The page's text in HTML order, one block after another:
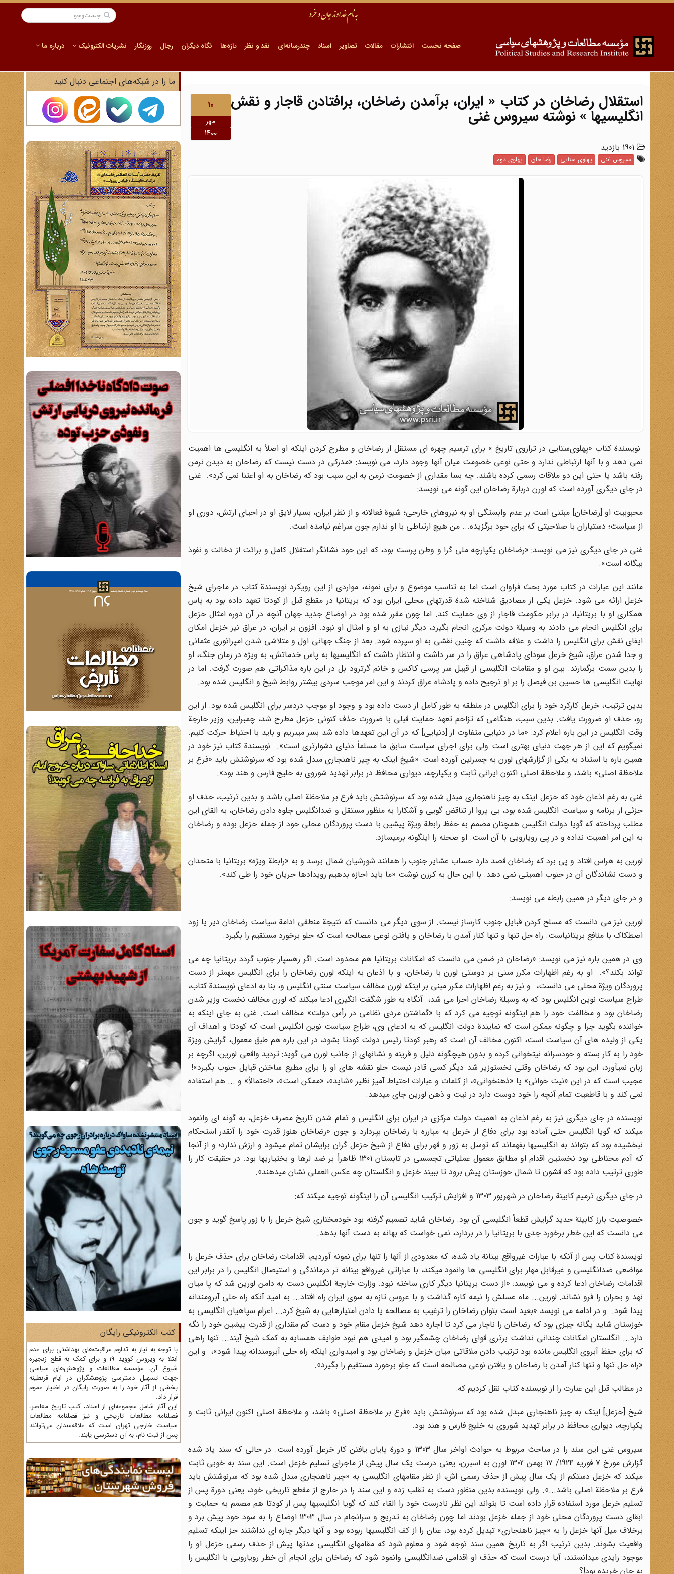
صفحه نخست انتشارات مقالات تصاویر اسناد چندرسانه‌ای نقد و نظر تازه‌ها نگاه دیگران رجال روزنگار نشریات الکترونیک درباره ما
10
مهر
1400
استقلال رضاخان در کتاب « ایران، برآمدن رضاخان، برافتادن قاجار و نقش
انگلیسیها » نوشته سیروس غنی
سیروس غنی پهلوی ستایی رضا خان پهلوی دوم
نویسندة کتاب «پهلوی‌ستایی در ترازوی تاریخ » برای ترسیم چهره ای مستقل از رضاخان و مطرح کردن اینکه او اصلاً به انگلیسی ها اهمیت
نمی دهد و با آنها ارتباطی ندارد و حتی نوعی خصومت میان آنها وجود دارد، می نویسد: «مدرکی در دست نیست که رضاخان به دیدن نرمن
رفته باشد یا حتی این دو ملاقات رسمی کرده باشند. چه بسا مقداری از خصومت نرمن به این سبب بود که رضاخان به او اعتنا نمی کرد». غنی
در جای دیگری آورده است که لورن دربارة رضاخان این گونه می نویسد:
محبوبیت او [رضاخان] مبتنی است بر عدم وابستگی او به نیروهای خارجی؛ شیوة فعالانه و از نظر ایران، بسیار لایق او در احیای ارتش، دوری او
از سیاست؛ دستیاران با صلاحیتی که برای خود برگزیده... من هیچ ارتباطی با او ندارم چون سراغم نیامده است.
غنی در جای دیگری نیز می نویسد: «رضاخان یکپارچه ملی گرا و وطن پرست بود، که این خود نشانگر استقلال کامل و برائت از دخالت و نفوذ
بیگانه است».
مانند این عبارات در کتاب مورد بحث فراوان است اما به تناسب موضوع و برای نمونه، مواردی از این رویکرد نویسندة کتاب در ماجرای شیخ
خزعل ارائه می شود. خزعل یکی از مصادیق شناخته شدة قدرتهای محلی ایران بود که بریتانیا در مقطع قبل از کودتا تعهد داده بود به پاس
همکاری او با بریتانیا، در برابر حکومت قاجار از وی حمایت کند. اما چون مقرر شده بود در اوضاع جدید جهان آنچه در آن دوره امثال خزعل
برای انگلیس انجام می دادند به وسیلة دولت مرکزی انجام بگیرد، دیگر نیازی به او و امثال او نبود. افزون بر ایران، در عراق نیز خزعل امکان
ایفای نقش برای انگلیس را داشت و علاقه داشت که چنین نقشی به او سپرده شود. بعد از جنگ جهانی اول و متلاشی شدن امپراتوری عثمانی
و جدا شدن عراق، شیخ خزعل سودای پادشاهی عراق را در سر داشت و انتظار داشت که انگلیسیها به پاس خدماتش، به ویژه در زمان جنگ، او
را بدین سمت برگمارند. بین او و مقامات انگلیسی از قبیل سر پرسی کاکس و خانم گرترود بل در این باره مذاکراتی هم صورت گرفت. اما در
نهایت انگلیسی ها حسین بن فیصل را بر او ترجیح داده و پادشاه عراق کردند و این امر موجب سردی بیشتر روابط شیخ و انگلیس شده بود.
بدین ترتیب، خزعل کارکرد خود را برای انگلیس در منطقه به طور کامل از دست داده بود و وجود او موجب دردسر برای انگلیس شده بود. از این
رو، حذف او ضرورت یافت. بدین سبب، هنگامی که تزاحم تعهد حمایت قبلی با ضرورت حذف کنونی خزعل مطرح شد، چمبرلین، وزیر خارجة
وقت انگلیس در این باره اعلام کرد: «ما در دنیایی متفاوت از [دنیایی] که در آن این تعهدها داده شد بسر میبریم و باید با احتیاط حرکت کنیم.
نمیگویم که این از هر جهت دنیای بهتری است ولی برای اجرای سیاست سابق ما مسلماً دنیای دشوارتری است». نویسندة کتاب نیز خود در
همین باره با استناد به یکی از گزارشهای لورن به چمبرلین آورده است: «شیخ اینک به چیز ناهنجاری مبدل شده بود که سرنوشتش باید «فرع بر
ملاحظة اصلی» باشد، و ملاحظة اصلی اکنون ایرانی ثابت و یکپارچه، دیواری محافظ در برابر تهدید شوروی به خلیج فارس و هند بود».
غنی به رغم اذعان خود که خزعل اینک به چیز ناهنجاری مبدل شده بود که سرنوشتش باید فرع بر ملاحظة اصلی باشد و بدین ترتیب، حذف او
جزئی از برنامه و سیاست انگلیس شده بود، بی پروا از تناقض گویی و آشکارا به منظور مستقل و ضدانگلیس جلوه دادن رضاخان، به القای این
مطلب پرداخته که گویا دولت انگلیس همچنان مصمم به حفظ رابطة ویژة پیشین با دست پروردگان محلی خود از جمله خزعل بوده و رضاخان
به این امر اهمیت نداده و در پی رویارویی با آن است. او صحنه را اینگونه برمیسازد:
لورین به هراس افتاد و پی برد که رضاخان قصد دارد حساب عشایر جنوب را همانند شورشیان شمال برسد و به «رابطة ویژه» بریتانیا با متحدان
و دست نشاندگان آن در جنوب اهمیتی نمی دهد. با این حال به کرزن نوشت «ما باید اجازه بدهیم رویدادها جریان خود را طی کند».
و در جای دیگر در همین رابطه می نویسد:
لورین نیز می دانست که مسلح کردن قبایل جنوب کارساز نیست. از سوی دیگر می دانست که نتیجة منطقی ادامة سیاست رضاخان دیر یا زود
اصطکاک با منافع بریتانیاست. راه حل تنها و تنها کنار آمدن با رضاخان و یافتن نوعی مصالحه است که جلو برخورد مستقیم را بگیرد.
وی در همین باره نیز می نویسد: «رضاخان در ضمن می دانست که امکانات بریتانیا هم محدود است. اگر رهسپار جنوب گردد بریتانیا چه می
تواند بکند؟». او به رغم اظهارات مکرر مبنی بر دوستی لورن با رضاخان، و با اذعان به اینکه لورن رضاخان را برای انگلیس مهمتر از دست
پروردگان ویژة محلی می دانست، و نیز به رغم اظهارات مکرر مبنی بر اینکه لورن مخالف سیاست سنتی انگلیس و، بنا به ادعای نویسندة کتاب،
طراح سیاست نوین انگلیس بود که به وسیلة رضاخان اجرا می شد، آنگاه به طور شگفت انگیزی ادعا میکند که لورن مخالف نخست وزیر شدن
رضاخان بود و مخالفت خود را هم اینگونه توجیه می کرد که با «گماشتن مردی نظامی در رأس دولت» مخالف است. غنی به جای اینکه به
خواننده بگوید چرا و چگونه ممکن است که نمایندة دولت انگلیس که به ادعای وی، طراح سیاست نوین انگلیس است که کودتا و اهداف آن
یکی از ولیده های آن سیاست است، اکنون مخالف آن است که رهبر کودتا رئیس دولت کودتا بشود، در این باره هم طبق معمول، گرایش ویژة
خود را به کار بسته و خودسرانه نیتخوانی کرده و بدون هیچگونه دلیل و قرینه و نشانهای از جانب لورن می گوید: تردید واقعی لورین، اگرچه بر
زبان نمیآورد، این بود که رضاخان وقتی نخستوزیر شد دیگر کسی قادر نیست جلو نقشه های او را برای مطیع ساختن قبایل جنوب بگیرد»!
عجیب است که در این «نیت خوانی» یا «ذهنخوانی»، از کلمات و عبارات احتیاط آمیز نظیر «شاید»، «ممکن است»، «احتمالاً» و ... هم استفاده
نمی کند و با قاطعیت تمام آنچه را خود دوست دارد در نیت و ذهن لورین جای میدهد.
نویسنده در جای دیگری نیز به رغم اذعان به اهمیت دولت مرکزی در ایران برای انگلیس و تمام شدن تاریخ مصرف خزعل، به گونه ای وانمود
میکند که گویا انگلیس حتی آماده بود برای دفاع از خزعل به مبارزه با رضاخان بپردازد و چون «رضاخان هنوز قدرت خود را آنقدر استحکام
نبخشیده بود که بتواند به انگلیسیها بفهماند که توسل به زور و قهر برای دفاع از شیخ خزعل گران برایشان تمام میشود و ارزش ندارد؛ و از آنجا
که آدم محتاطی بود نخستین اقدام او مطابق معمول عملیاتی تجسسی در تابستان 1301 ظاهراً بر ضد لرها و بختیاریها بود. در حقیقت کار را
طوری ترتیب داده بود که قشون تا شمال خوزستان پیش برود تا ببیند خزعل و انگلستان چه عکس العملی نشان میدهند».
در جای دیگری ترمیم کابینة رضاخان در شهریور 1303 و افزایش ترکیب انگلیسی آن را اینگونه توجیه میکند که:
خصوصیت بارز کابینة جدید گرایش قطعاً انگلیسی آن بود. رضاخان شاید تصمیم گرفته بود خودمختاری شیخ خزعل را با زور پاسخ گوید و چون
می دانست که این خطر برخورد جدی با بریتانیا را در بردارد، نمی خواست که بهانه به دست آنها بدهد.
نویسندة کتاب پس از آنکه با عبارات غیرواقع بینانة یاد شده، که معدودی از آنها را تنها برای نمونه آوردیم، اقدامات رضاخان برای حذف خزعل را
مواضعی ضدانگلیسی و غیرقابل مهار برای انگلیسی ها وانمود میکند، با عباراتی غیرواقع بینانه تر درماندگی و استیصال انگلیس را در برابر این
اقدامات رضاخان ادعا کرده و می نویسد: «از دست بریتانیا دیگر کاری ساخته نبود. وزارت خارجة انگلیس دست به دامن لورین شد که پا میان
نهد و بحران را فرو نشاند. لورین... ماه عسلش را نیمه کاره گذاشت و با عروس تازه به سوی ایران راه افتاد... به امید آنکه راه حلی آبرومندانه
پیدا شود. و در ادامه می نویسد «بعید است بتوان رضاخان را ترغیب به مصالحه یا دادن امتیازهایی به شیخ کرد... اعزام سپاهیان انگلیسی به
خوزستان شاید یگانه چیزی بود که رضاخان را ناچار می کرد تا اجازه دهد شیخ خزعل مقام خود و دست کم مقداری از قدرت پیشین خود را نگه
دارد... انگلستان امکانات چندانی نداشت برتری قوای رضاخان چشمگیر بود و امیدی هم نبود طوایف همسایه به کمک شیخ آیند... تنها راهی
که برای حفظ آبروی انگلیس مانده بود ترتیب دادن ملاقاتی میان خزعل و رضاخان بود و امیدواری اینکه راه حلی آبرومندانه پیدا شود»، و این
«راه حل تنها و تنها کنار آمدن با رضاخان و یافتن نوعی مصالحه است که جلو برخورد مستقیم را بگیرد».
در مطالب قبل این عبارت را از نویسنده کتاب نقل کردیم که:
شیخ [خزعل] اینک به چیز ناهنجاری مبدل شده بود که سرنوشتش باید «فرع بر ملاحظة اصلی» باشد، و ملاحظة اصلی اکنون ایرانی ثابت و
یکپارچه، دیواری محافظ در برابر تهدید شوروی به خلیج فارس و هند بود.
سیروس غنی این سند را در مباحث مربوط به حوادث اواخر سال 1303 و دورة پایان یافتن کار خزعل آورده است. در حالی که سند یاد شده
گزارش مورخ 7 فوریه 1924/ 17 بهمن 1302 لورن به اسبرن، یعنی درست یک سال پیش از ماجرای تسلیم خزعل است. این سند به خوبی ثابت
میکند که خزعل دستکم از یک سال پیش از حذف رسمی اش، از نظر مقامهای انگلیسی به «چیز ناهنجاری مبدل شده بود که سرنوشتش باید
فرع بر ملاحظة اصلی باشد...». ولی نویسنده بدین منظور دست به تقلب زده و این سند را در خارج از مقطع تاریخی خود، یعنی دورة پس از
تسلیم خزعل مورد استفاده قرار داده است تا بتواند این نظر نادرست خود را القاء کند که گویا انگلیسیها پس از کودتا هم مصمم به حمایت و
ابقای دست پروردگان محلی خود از جمله خزعل بودند اما چون رضاخان به تدریج و سرانجام در سال 1303 اوضاع را به سود خود پیش برد و
برخلاف میل آنها خزعل را به «چیز ناهنجاری» تبدیل کرده بود، عنان را از کف انگلیسیها ربوده بود و آنها دیگر چاره ای نداشتند جز اینکه تسلیم
واقعیت بشوند. بدین ترتیب اگر به تاریخ همین سند توجه شود و معلوم شود که مقامهای انگلیسی مدتها پیش از حذف رسمی خزعل او را
موجود زایدی میدانستند، آیا درست است که حذف او اقدامی ضدانگلیسی وانمود شود که رضاخان برای انجام آن خطر رویارویی با انگلیس را
به جان خریده بود!؟
ما را در شبکه‌های اجتماعی دنبال کنید
کتب الکترونیکی رایگان
با توجه به نیاز به تداوم مراقبت‌های بهداشتی برای عدم
ابتلا به ویروس کووید 19 و برای کمک به قطع زنجیره
شیوع آن، مؤسسه مطالعات و پژوهش‌های سیاسی
جهت تسهیل دسترسی پژوهشگران در ایام قرنطینه
بخشی از آثار خود را به صورت رایگان در اختیار عموم
قرار داد.
این آثار شامل مجموعه‌ای از اسناد، کتب تاریخ معاصر،
فصلنامه‌ مطالعات تاریخی و نیز فصلنامه مطالعات
سیاست خارجی تهران است که علاقه‌مندان می‌توانند
پس از ثبت نام، به آن دسترسی یابند.